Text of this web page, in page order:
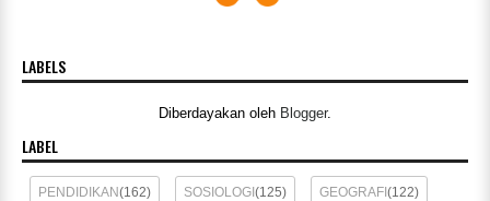
LABELS
Diberdayakan oleh Blogger.
LABEL
PENDIDIKAN(162) SOSIOLOGI(125) GEOGRAFI(122)